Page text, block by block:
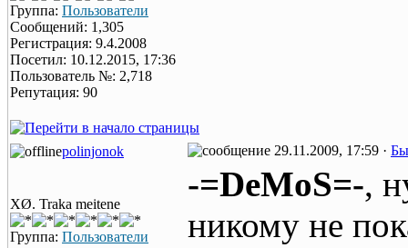
Группа: Пользователи
Сообщений: 1,305
Регистрация: 9.4.2008
Посетил: 10.12.2015, 17:36
Пользователь №: 2,718
Репутация: 90
polinjonok 29.11.2009, 17:59 ·
XØ. Traka meitene
Группа: Пользователи
-=DeMoS=-,
никому не